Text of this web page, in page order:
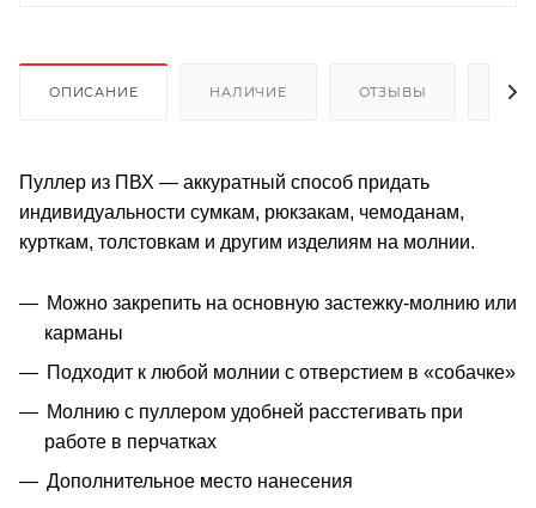
ОПИСАНИЕ НАЛИЧИЕ ОТЗЫВЫ
Пуллер из ПВХ — аккуратный способ придать
индивидуальности сумкам, рюкзакам, чемоданам,
курткам, толстовкам и другим изделиям на молнии.
Можно закрепить на основную застежку-молнию или
карманы
Подходит к любой молнии с отверстием в «собачке»
Молнию с пуллером удобней расстегивать при
работе в перчатках
Дополнительное место нанесения